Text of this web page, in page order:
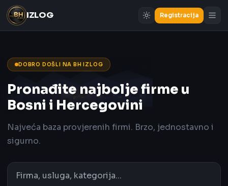
IZLOG Registracija
DOBRO DOŠLI NA BH IZLOG
Pronađite najbolje firme u
Bosni i Hercegovini
Najveća baza provjerenih firmi. Brzo, jednostavno i
sigurno.